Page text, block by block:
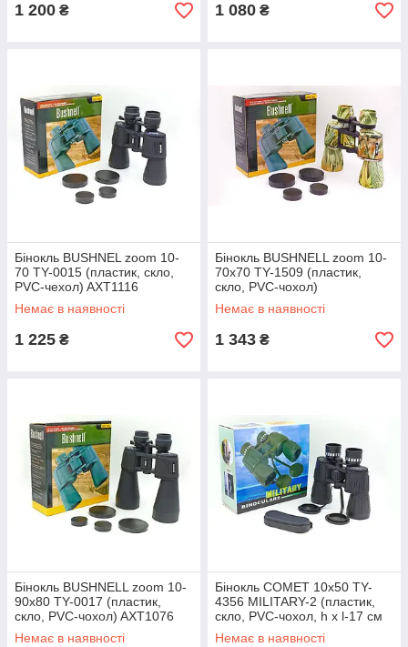
1 200 ₴ 1 080 ₴
Бінокль BUSHNEL zoom 10-
70 TY-0015 (пластик, скло,
PVC-чехол) AXT1116
Немає в наявності
1 225 ₴
Бінокль BUSHNELL zoom 10-
70х70 TY-1509 (пластик,
скло, PVC-чохол)
Немає в наявності
1 343 ₴
Бінокль BUSHNELL zoom 10-
90х80 TY-0017 (пластик,
скло, PVC-чохол) AXT1076
Немає в наявності
Бінокль COMET 10х50 TY-
4356 MILITARY-2 (пластик,
скло, PVC-чохол, h х l-17 см
х19 см), (TY-50CT,10х50)
Немає в наявності